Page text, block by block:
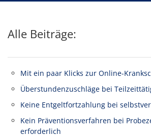
Alle Beiträge:
Mit ein paar Klicks zur Online-
Überstundenzuschläge bei
Keine Entgeltfortzahlung bei
Kein Präventionsverfahren bei
erforderlich